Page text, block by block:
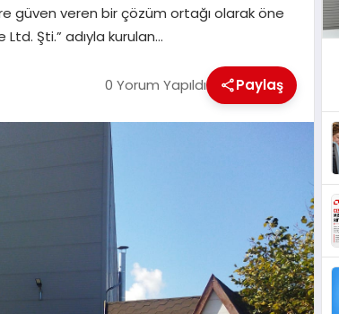
güven veren bir çözüm ortağı olarak öne
Ltd. Şti.” adıyla kurulan…
0 Yorum Yapıldı Paylaş